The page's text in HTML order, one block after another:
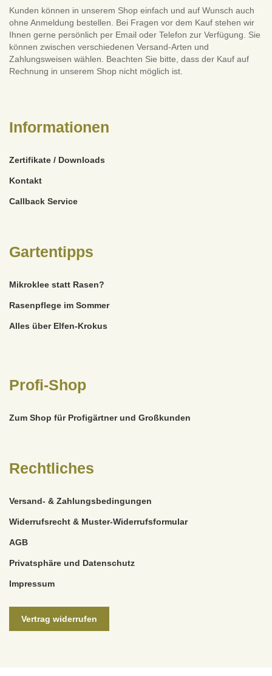
Kunden können in unserem Shop einfach und auf Wunsch auch
ohne Anmeldung bestellen. Bei Fragen vor dem Kauf stehen wir
Ihnen gerne persönlich per Email oder Telefon zur Verfügung. Sie
können zwischen verschiedenen Versand-Arten und
Zahlungsweisen wählen. Beachten Sie bitte, dass der Kauf auf
Rechnung in unserem Shop nicht möglich ist.
Informationen
Zertifikate / Downloads
Kontakt
Callback Service
Gartentipps
Mikroklee statt Rasen?
Rasenpflege im Sommer
Alles über Elfen-Krokus
Profi-Shop
Zum Shop für Profigärtner und Großkunden
Rechtliches
Versand- & Zahlungsbedingungen
Widerrufsrecht & Muster-Widerrufsformular
AGB
Privatsphäre und Datenschutz
Impressum
Vertrag widerrufen